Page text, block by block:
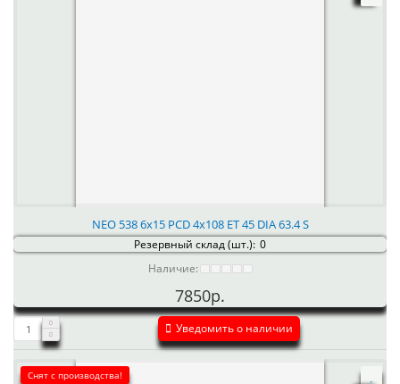
NEO 538 6x15 PCD 4x108 ET 45 DIA 63.4 S
Резервный склад (шт.): 0
Наличие:
7850р.
Уведомить о наличии
Снят с производства!